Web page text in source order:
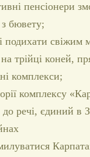
пенсіонери
бювету;
подихати свіжим
трійці коней,
комплекси;
комплексу
речі, єдиний в